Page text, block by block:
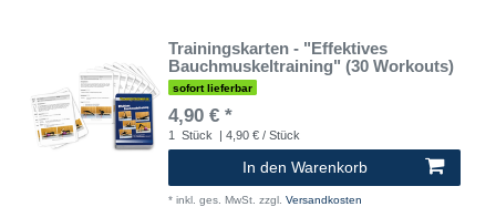
Trainingskarten - "Effektives
Bauchmuskeltraining" (30 Workouts)
sofort lieferbar
4,90 € *
1 Stück | 4,90 € / Stück
In den Warenkorb
* inkl. ges. MwSt. zzgl. Versandkosten